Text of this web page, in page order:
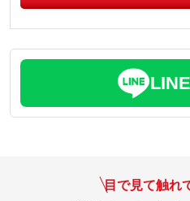
目で見て触れ